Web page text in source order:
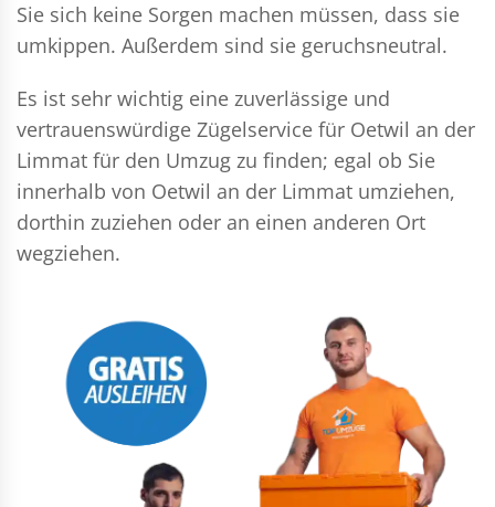
Sie sich keine Sorgen machen müssen, dass sie
umkippen. Außerdem sind sie geruchsneutral.
Es ist sehr wichtig eine zuverlässige und
vertrauenswürdige Zügelservice für Oetwil an der
Limmat für den Umzug zu finden; egal ob Sie
innerhalb von Oetwil an der Limmat umziehen,
dorthin zuziehen oder an einen anderen Ort
wegziehen.